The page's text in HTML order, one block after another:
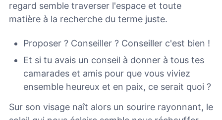
regard semble traverser l'espace et toute
matière à la recherche du terme juste.
Proposer ? Conseiller ? Conseiller c'est bien !
Et si tu avais un conseil à donner à tous tes
camarades et amis pour que vous viviez
ensemble heureux et en paix, ce serait quoi ?
Sur son visage naît alors un sourire rayonnant, le